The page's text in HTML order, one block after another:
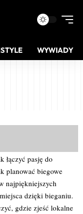
WYWIADY
łączyć pasję do
planować biegowe
najpiękniejszych
dzięki bieganiu.
gdzie zjeść lokalne